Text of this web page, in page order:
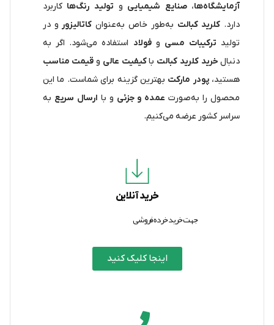
آزمایشگاه‌ها،صنایع شیمیایی و تولید رنگ‌ها کاربرد
دارد. کلرید کبالت به‌طور خاص به‌عنوان کاتالیزور و در
تولید ترکیبات مسی وفولاد استفاده می‌شود. اگر به
دنبال خرید کلرید کبالت باکیفیت عالی و قیمت مناسب
هستید،پودر مارکت بهترین گزینه برای شماست. ما این
محصول را به‌صورت عمده و جزئی و با ارسال سریع به
سراسر کشور عرضه می‌کنیم.
خرید آنلاین
جهت خرید خرده فروشی
اینجا کلیک کنید